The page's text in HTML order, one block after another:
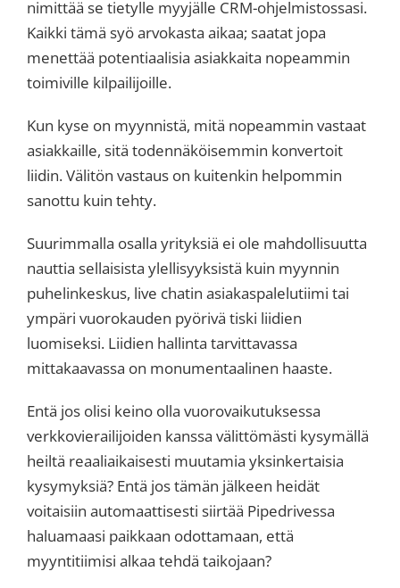
nimittää se tietylle myyjälle CRM-ohjelmistossasi.
Kaikki tämä syö arvokasta aikaa; saatat jopa
menettää potentiaalisia asiakkaita nopeammin
toimiville kilpailijoille.
Kun kyse on myynnistä, mitä nopeammin vastaat
asiakkaille, sitä todennäköisemmin konvertoit
liidin. Välitön vastaus on kuitenkin helpommin
sanottu kuin tehty.
Suurimmalla osalla yrityksiä ei ole mahdollisuutta
nauttia sellaisista ylellisyyksistä kuin myynnin
puhelinkeskus, live chatin asiakaspalelutiimi tai
ympäri vuorokauden pyörivä tiski liidien
luomiseksi. Liidien hallinta tarvittavassa
mittakaavassa on monumentaalinen haaste.
Entä jos olisi keino olla vuorovaikutuksessa
verkkovierailijoiden kanssa välittömästi kysymällä
heiltä reaaliaikaisesti muutamia yksinkertaisia
kysymyksiä? Entä jos tämän jälkeen heidät
voitaisiin automaattisesti siirtää Pipedrivessa
haluamaasi paikkaan odottamaan, että
myyntitiimisi alkaa tehdä taikojaan?